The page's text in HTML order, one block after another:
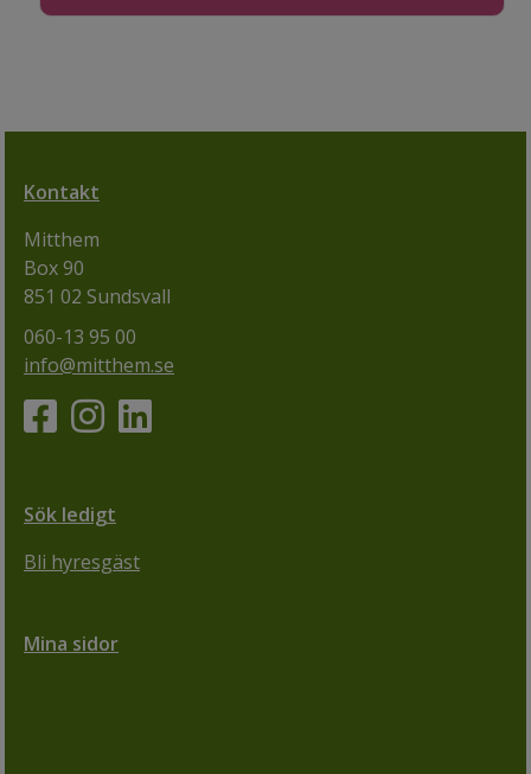
Kontakt
Mitthem
Box 90
851 02 Sundsvall
060-13 95 00
info@mitthem.se
Sök ledigt
Bli hyresgäst
Mina sidor